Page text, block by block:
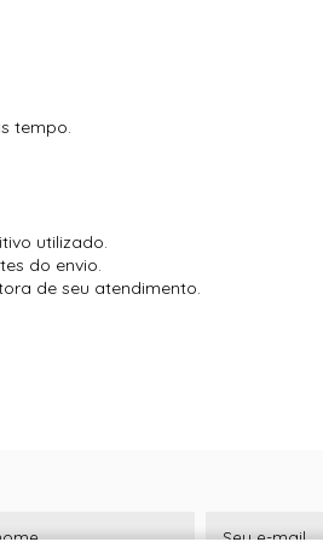
tempo.
utilizado.
do envio.
de seu atendimento.